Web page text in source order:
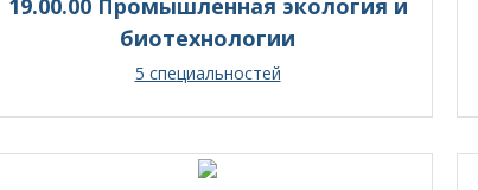
19.00.00 Промышленная экология и
биотехнологии
5 специальностей